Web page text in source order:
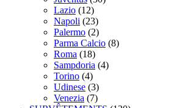
Lazio (12)
Napoli (23)
Palermo (2)
Parma Calcio (8)
Roma (18)
Sampdoria (4)
Torino (4)
Udinese (3)
Venezia (7)